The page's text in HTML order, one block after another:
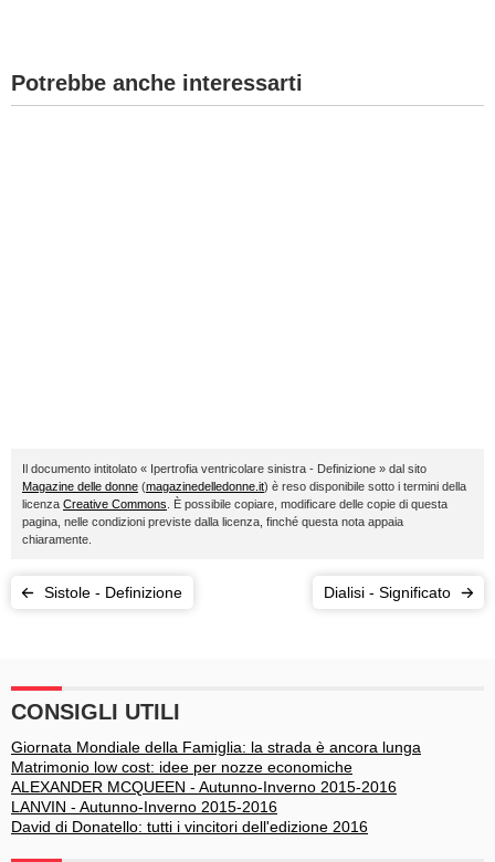
FORUM
Potrebbe anche interessarti
Il documento intitolato « Ipertrofia ventricolare sinistra - Definizione » dal sito
Magazine delle donne (magazinedelledonne.it) è reso disponibile sotto i termini della
licenza Creative Commons . È possibile copiare, modificare delle copie di questa
pagina, nelle condizioni previste dalla licenza, finché questa nota appaia
chiaramente.
Sistole - Definizione Dialisi - Significato
CONSIGLI UTILI
Giornata Mondiale della Famiglia: la strada è ancora lunga
Matrimonio low cost: idee per nozze economiche
ALEXANDER MCQUEEN - Autunno-Inverno 2015-2016
LANVIN - Autunno-Inverno 2015-2016
David di Donatello: tutti i vincitori dell'edizione 2016